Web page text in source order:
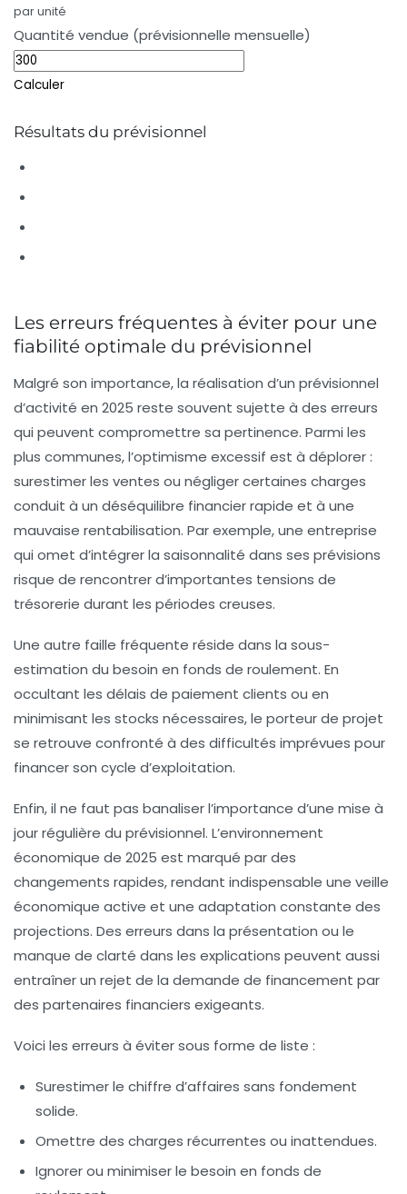
par unité
Quantité vendue (prévisionnelle mensuelle)
Calculer
Résultats du prévisionnel
Les erreurs fréquentes à éviter pour une
fiabilité optimale du prévisionnel
Malgré son importance, la réalisation d’un prévisionnel
d’activité en 2025 reste souvent sujette à des erreurs
qui peuvent compromettre sa pertinence. Parmi les
plus communes, l’optimisme excessif est à déplorer :
surestimer les ventes ou négliger certaines charges
conduit à un déséquilibre financier rapide et à une
mauvaise rentabilisation. Par exemple, une entreprise
qui omet d’intégrer la saisonnalité dans ses prévisions
risque de rencontrer d’importantes tensions de
trésorerie durant les périodes creuses.
Une autre faille fréquente réside dans la sous-
estimation du besoin en fonds de roulement. En
occultant les délais de paiement clients ou en
minimisant les stocks nécessaires, le porteur de projet
se retrouve confronté à des difficultés imprévues pour
financer son cycle d’exploitation.
Enfin, il ne faut pas banaliser l’importance d’une mise à
jour régulière du prévisionnel. L’environnement
économique de 2025 est marqué par des
changements rapides, rendant indispensable une veille
économique active et une adaptation constante des
projections. Des erreurs dans la présentation ou le
manque de clarté dans les explications peuvent aussi
entraîner un rejet de la demande de financement par
des partenaires financiers exigeants.
Voici les erreurs à éviter sous forme de liste :
Surestimer le chiffre d’affaires sans fondement
solide.
Omettre des charges récurrentes ou inattendues.
Ignorer ou minimiser le besoin en fonds de